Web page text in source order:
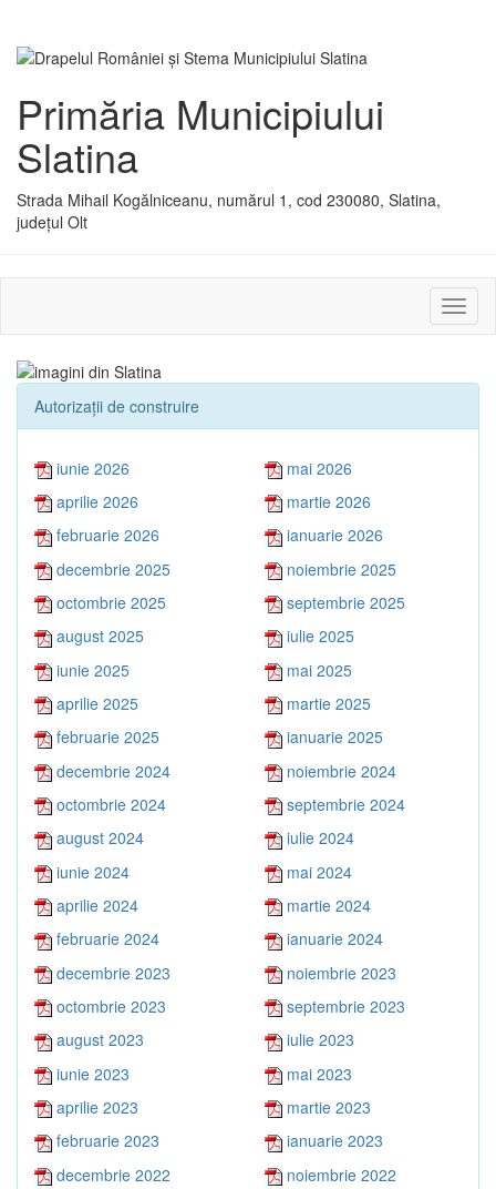
Primăria Municipiului
Slatina
Strada Mihail Kogălniceanu, numărul 1, cod 230080, Slatina,
județul Olt
sau
Autorizaţii de construire
iunie 2026
mai 2026
aprilie 2026
martie 2026
februarie 2026
ianuarie 2026
decembrie 2025
noiembrie 2025
octombrie 2025
septembrie 2025
august 2025
iulie 2025
iunie 2025
mai 2025
aprilie 2025
martie 2025
februarie 2025
ianuarie 2025
decembrie 2024
noiembrie 2024
octombrie 2024
septembrie 2024
august 2024
iulie 2024
iunie 2024
mai 2024
aprilie 2024
martie 2024
februarie 2024
ianuarie 2024
decembrie 2023
noiembrie 2023
octombrie 2023
septembrie 2023
august 2023
iulie 2023
iunie 2023
mai 2023
aprilie 2023
martie 2023
februarie 2023
ianuarie 2023
decembrie 2022
noiembrie 2022